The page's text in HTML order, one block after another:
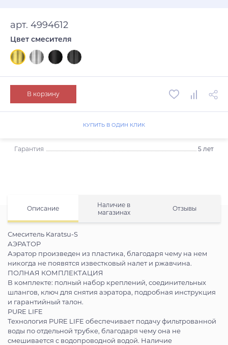
Гарантия 5 лет
Описание
Наличие в
магазинах
Отзывы
Смеситель Karatsu-S
АЭРАТОР
Аэратор произведен из пластика, благодаря чему на нем
никогда не появятся известковый налет и ржавчина.
ПОЛНАЯ КОМПЛЕКТАЦИЯ
В комплекте: полный набор креплений, соединительных
шлангов, ключ для снятия аэратора, подробная инструкция
и гарантийный талон.
PURE LIFE
Технология PURE LIFE обеспечивает подачу фильтрованной
воды по отдельной трубке, благодаря чему она не
смешивается с водопроводной водой. Наличие
арт. 4994612
Цвет смесителя
В корзину
КУПИТЬ В ОДИН КЛИК